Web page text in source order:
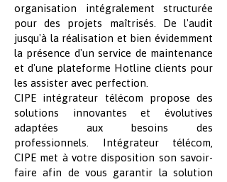
organisation intégralement structurée
pour des projets maîtrisés. De l'audit
jusqu'à la réalisation et bien évidemment
la présence d'un service de maintenance
et d'une plateforme Hotline clients pour
les assister avec perfection.
CIPE intégrateur télécom propose des
solutions innovantes et évolutives
adaptées aux besoins des
professionnels. Intégrateur télécom,
CIPE met à votre disposition son savoir-
faire afin de vous garantir la solution